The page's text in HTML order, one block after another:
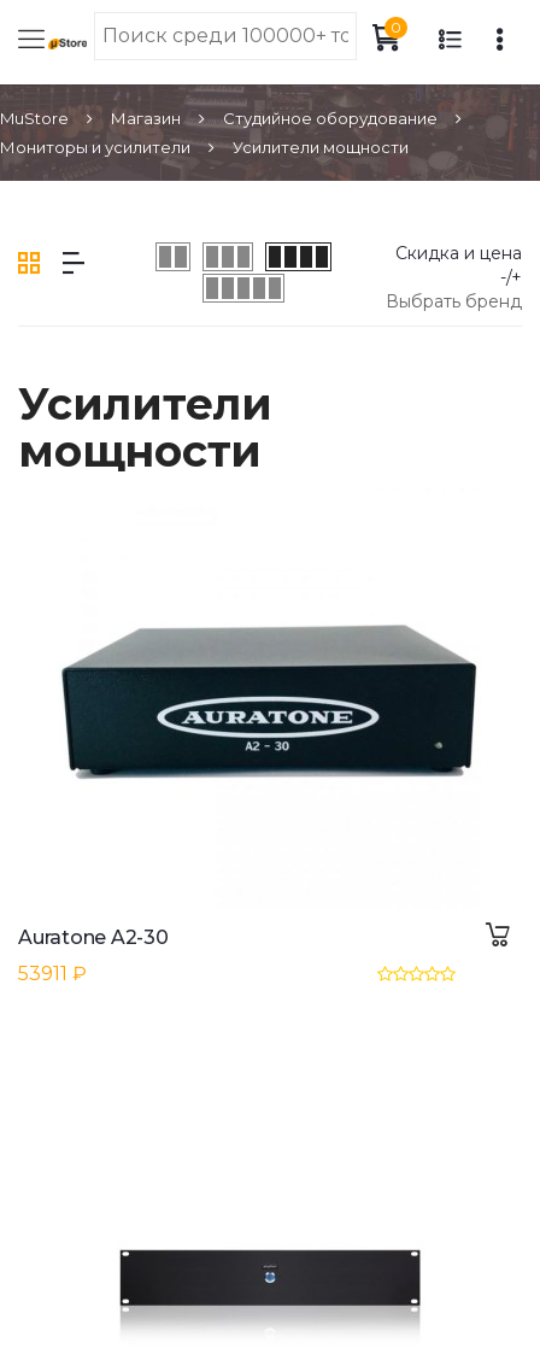
0
MuStore Магазин
Студийное оборудование
Мониторы и усилители
Усилители мощности
Скидка и цена
-/+
Выбрать бренд
Усилители
мощности
Auratone A2-30
53911 ₽